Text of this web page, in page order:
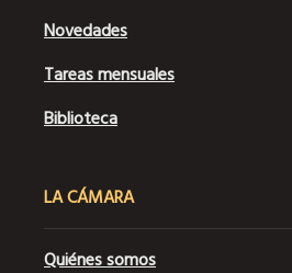
Novedades
Tareas mensuales
Biblioteca
LA CÁMARA
Quiénes somos